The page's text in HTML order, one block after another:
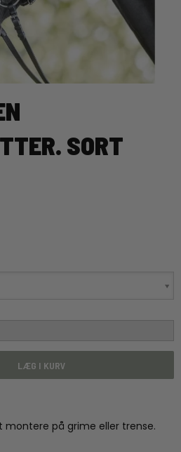
SORT
LÆG I KURV
på grime eller trense.